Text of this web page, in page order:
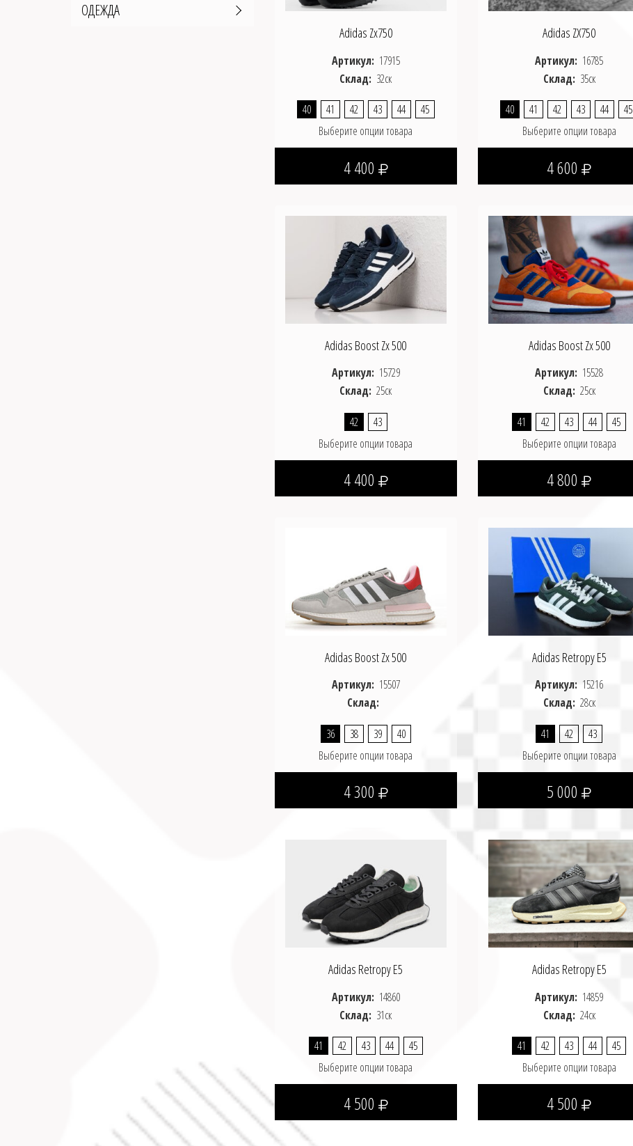
ОДЕЖДА
Adidas Zx750
Артикул: 17915
Склад: 32ск
40 41 42 43 44
45
Выберите опции товара
4 400
Adidas ZX750
Артикул: 16785
Склад: 35ск
40 41 42 43 44
45
Выберите опции товара
4 600
Adidas Boost Zx 500
Артикул: 15729
Склад: 25ск
42
43
Выберите опции товара
4 400
Adidas Boost Zx 500
Артикул: 15528
Склад: 25ск
41 42 43 44
45
Выберите опции товара
4 800
Adidas Boost Zx 500
Артикул: 15507
Склад:
36 38 39
40
Выберите опции товара
4 300
Adidas Retropy E5
Артикул: 15216
Склад: 28ск
41 42
43
Выберите опции товара
5 000
Adidas Retropy E5
Артикул: 14860
Склад: 31ск
41 42 43 44
45
Выберите опции товара
4 500
Adidas Retropy E5
Артикул: 14859
Склад: 24ск
41 42 43 44
45
Выберите опции товара
4 500